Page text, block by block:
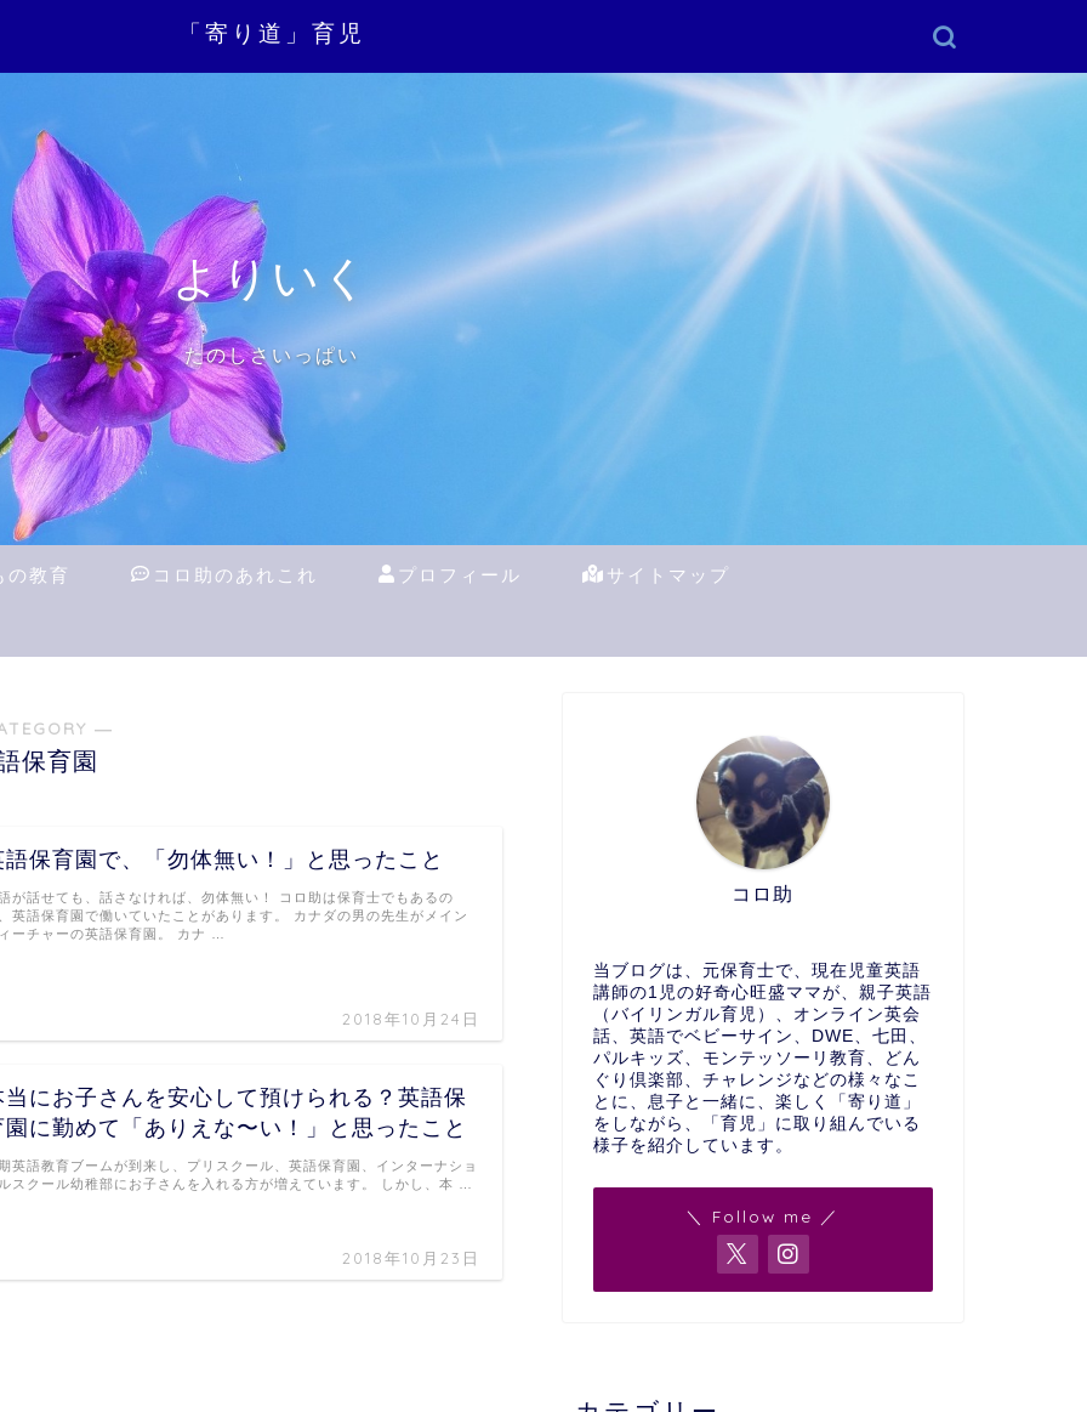
「寄り道」育児
よりいく
たのしさいっぱい
の教育 コロ助のあれこれ プロフィール サイトマップ
―
保育園
語保育園で、「勿体無い！」と思ったこと
2018年10月24日
が話せても、話さなければ、勿体無い！ コロ助は保育士でもあるの
英語保育園で働いていたことがあります。 カナダの男の先生がメイン
ーチャーの英語保育園。 カナ …
当にお子さんを安心して預けられる？英語保
園に勤めて「ありえな〜い！」と思ったこと
2018年10月23日
英語教育ブームが到来し、プリスクール、英語保育園、インターナショ
スクール幼稚部にお子さんを入れる方が増えています。 しかし、本 …
コロ助
当ブログは、元保育士で、現在児童英語
講師の1児の好奇心旺盛ママが、親子英語
（バイリンガル育児）、オンライン英会
話、英語でベビーサイン、DWE、七田、
パルキッズ、モンテッソーリ教育、どん
ぐり倶楽部、チャレンジなどの様々なこ
とに、息子と一緒に、楽しく「寄り道」
をしながら、「育児」に取り組んでいる
様子を紹介しています。
＼ Follow me ／